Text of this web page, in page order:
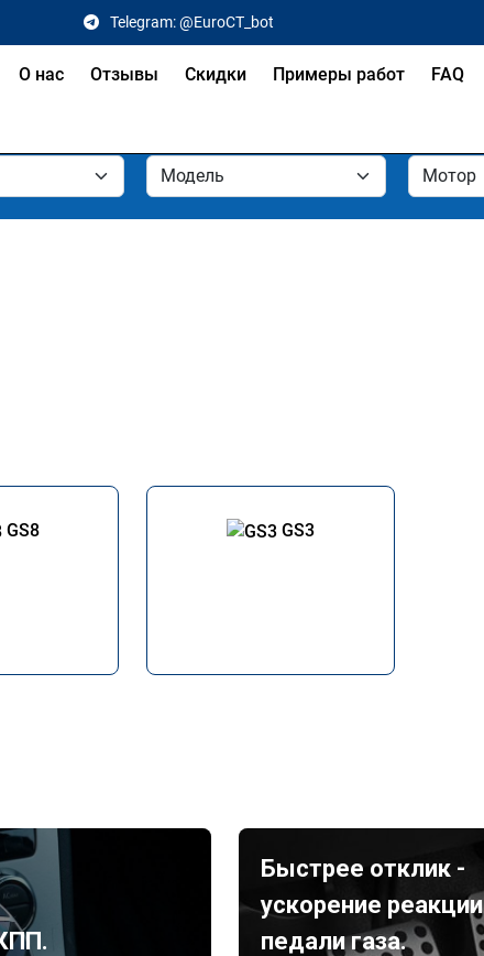
Telegram: @EuroCT_bot
О нас Отзывы Скидки Примеры работ FAQ
GS8 GS3
Быстрее отклик -
ускорение реакции
педали газа.